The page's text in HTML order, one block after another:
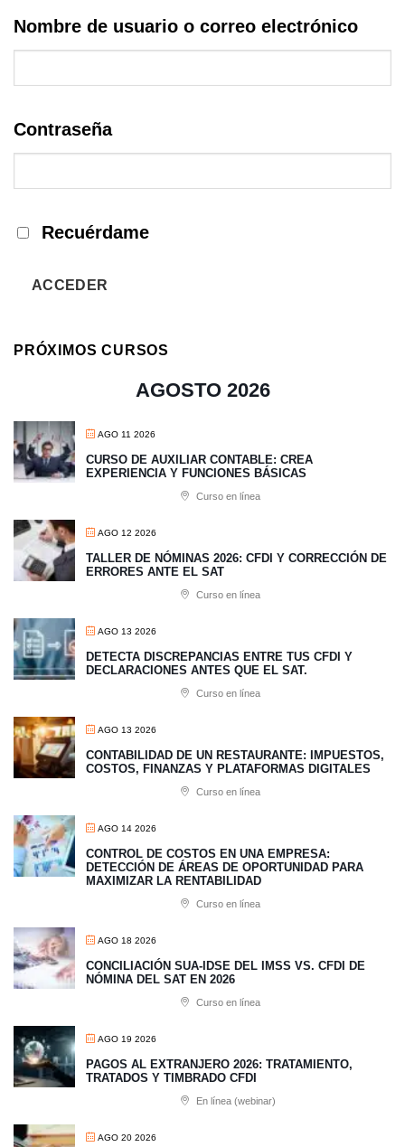
Nombre de usuario o correo electrónico
Contraseña
Recuérdame
ACCEDER
PRÓXIMOS CURSOS
AGOSTO 2026
AGO 11 2026
CURSO DE AUXILIAR CONTABLE: CREA
EXPERIENCIA Y FUNCIONES BÁSICAS
Curso en línea
AGO 12 2026
TALLER DE NÓMINAS 2026: CFDI Y CORRECCIÓN DE
ERRORES ANTE EL SAT
Curso en línea
AGO 13 2026
​DETECTA DISCREPANCIAS ENTRE TUS CFDI Y
DECLARACIONES ANTES QUE EL SAT.
Curso en línea
AGO 13 2026
CONTABILIDAD DE UN RESTAURANTE: IMPUESTOS,
COSTOS, FINANZAS Y PLATAFORMAS DIGITALES
Curso en línea
AGO 14 2026
CONTROL DE COSTOS EN UNA EMPRESA:
DETECCIÓN DE ÁREAS DE OPORTUNIDAD PARA
MAXIMIZAR LA RENTABILIDAD
Curso en línea
AGO 18 2026
CONCILIACIÓN SUA-IDSE DEL IMSS VS. CFDI DE
NÓMINA DEL SAT EN 2026
Curso en línea
AGO 19 2026
PAGOS AL EXTRANJERO 2026: TRATAMIENTO,
TRATADOS Y TIMBRADO CFDI
En línea (webinar)
AGO 20 2026